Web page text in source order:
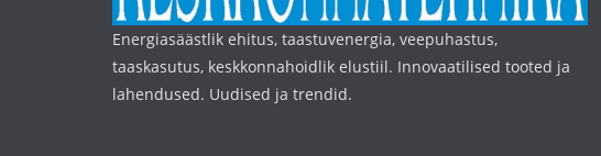
Energiasäästlik ehitus, taastuvenergia, veepuhastus,
taaskasutus, keskkonnahoidlik elustiil. Innovaatilised tooted ja
lahendused. Uudised ja trendid.